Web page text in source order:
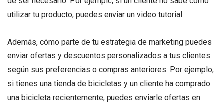
utilizar tu producto, puedes enviar un video tutorial.
Además, cómo parte de tu estrategia de marketing puedes
enviar ofertas y descuentos personalizados a tus clientes
según sus preferencias o compras anteriores. Por ejemplo,
si tienes una tienda de bicicletas y un cliente ha comprado
una bicicleta recientemente, puedes enviarle ofertas en